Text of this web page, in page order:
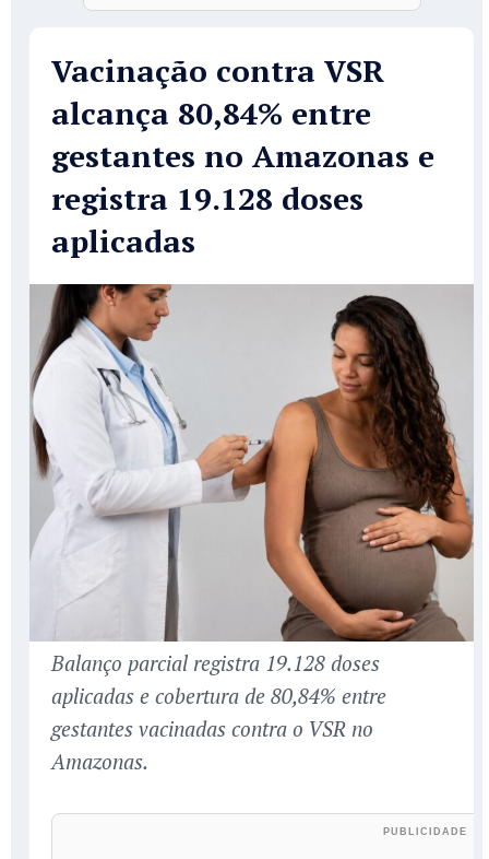
Vacinação contra VSR
alcança 80,84% entre
gestantes no Amazonas e
registra 19.128 doses
aplicadas
Balanço parcial registra 19.128 doses
aplicadas e cobertura de 80,84% entre
gestantes vacinadas contra o VSR no
Amazonas.